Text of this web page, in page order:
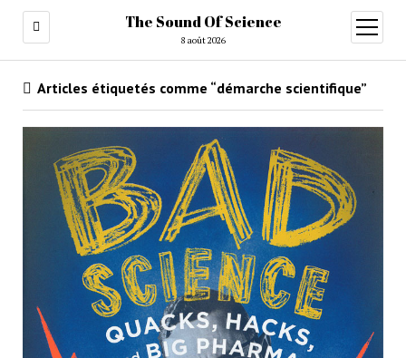
The Sound Of Science
8 août 2026
ouvrir
menu
Articles étiquetés comme “démarche scientifique”